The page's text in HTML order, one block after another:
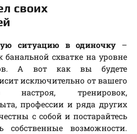
своих
ситуацию в одиночку –
банальной схватке на уровне
А вот как вы будете
исключительно от вашего
настроя, тренировок,
профессии и ряда других
с собой и постарайтесь
собственные возможности.